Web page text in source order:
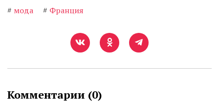
# мода # Франция
Комментарии (0)